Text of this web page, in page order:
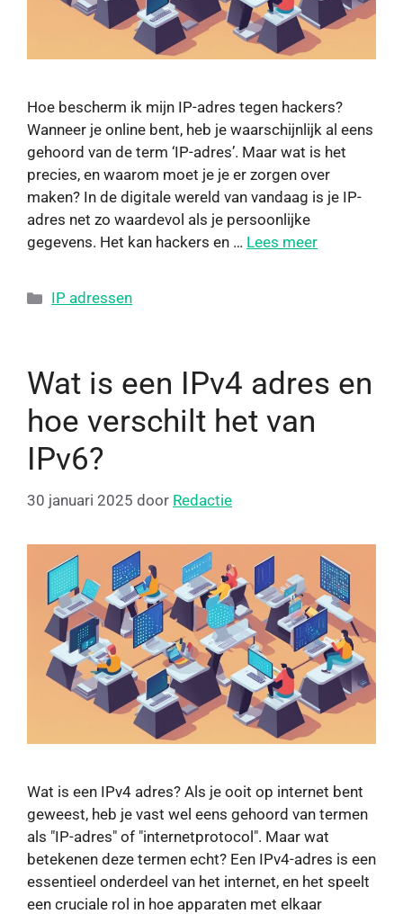
Hoe bescherm ik mijn IP-adres tegen hackers?
Wanneer je online bent, heb je waarschijnlijk al eens
gehoord van de term ‘IP-adres’. Maar wat is het
precies, en waarom moet je je er zorgen over
maken? In de digitale wereld van vandaag is je IP-
adres net zo waardevol als je persoonlijke
gegevens. Het kan hackers en … Lees meer
IP adressen
Wat is een IPv4 adres en
hoe verschilt het van
IPv6?
30 januari 2025 door Redactie
Wat is een IPv4 adres? Als je ooit op internet bent
geweest, heb je vast wel eens gehoord van termen
als "IP-adres" of "internetprotocol". Maar wat
betekenen deze termen echt? Een IPv4-adres is een
essentieel onderdeel van het internet, en het speelt
een cruciale rol in hoe apparaten met elkaar